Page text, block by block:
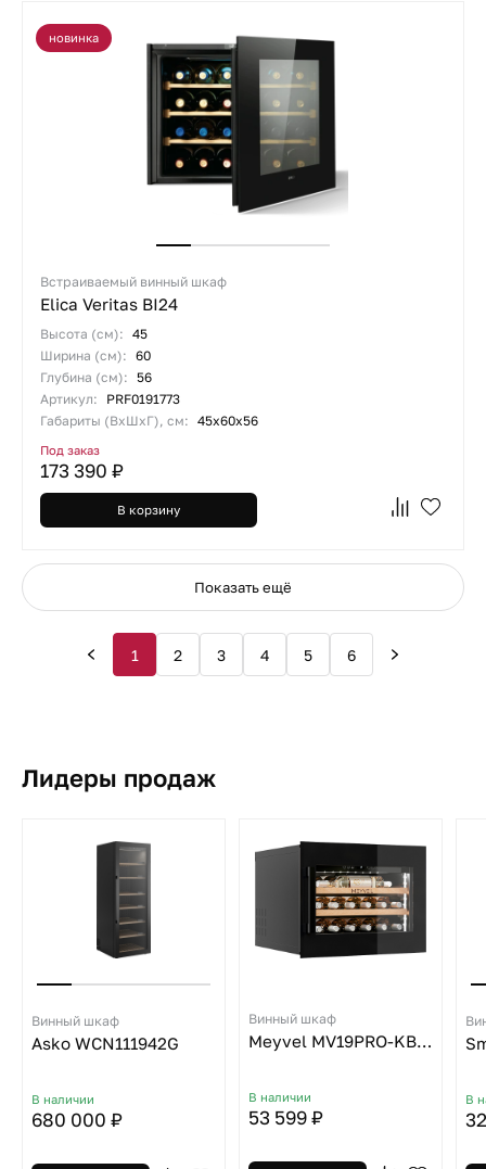
новинка
Встраиваемый винный шкаф
Elica Veritas BI24
Высота (см): 45
Ширина (см): 60
Глубина (см): 56
Артикул:
PRF0191773
Габариты (ВхШхГ), см: 45x60x56
Под заказ
173 390 ₽
В корзину
Показать ещё
1 2 3 4 5 6
Лидеры продаж
Винный шкаф
Asko WCN111942G
В наличии
680 000 ₽
Винный шкаф
Meyvel MV19PRO-KBB1
В наличии
53 599 ₽
В